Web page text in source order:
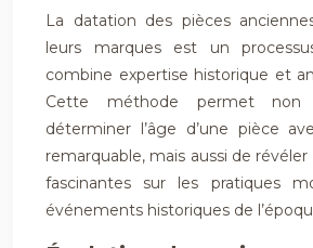
La datation des pièces
leurs marques est un
combine expertise historique et
Cette méthode permet non
déterminer l’âge d’une pièce
remarquable, mais aussi de
fascinantes sur les pratiques
événements historiques de